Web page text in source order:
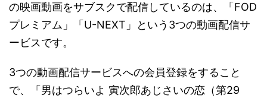
の映画動画をサブスクで配信しているのは、「FOD
プレミアム」「U-NEXT」という3つの動画配信サ
ービスです。
3つの動画配信サービスへの会員登録をすること
で、「男はつらいよ 寅次郎あじさいの恋（第29